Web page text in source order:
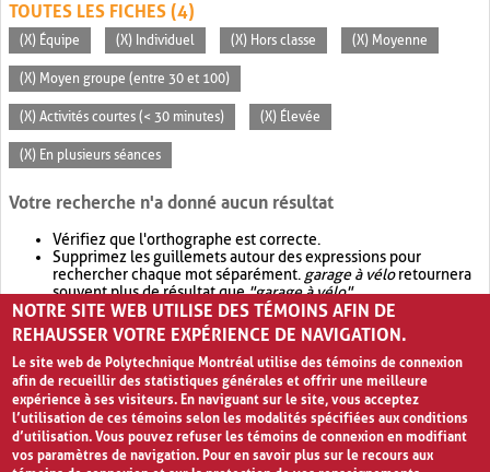
TOUTES LES FICHES (4)
(X) Équipe (X) Individuel (X) Hors classe (X) Moyenne
(X) Moyen groupe (entre 30 et 100)
(X) Activités courtes (< 30 minutes) (X) Élevée
(X) En plusieurs séances
Votre recherche n'a donné aucun résultat
Vérifiez que l'orthographe est correcte.
Supprimez les guillemets autour des expressions pour
rechercher chaque mot séparément. garage à véloretournera
souvent plus de résultat que"garage à vélo".
Envisagez d'élargir votre recherche avec OR.garage OR vélo
retournera souvent plus de résultat quegarage à vélo
NOTRE SITE WEB UTILISE DES TÉMOINS AFIN DE
REHAUSSER VOTRE EXPÉRIENCE DE NAVIGATION.
Le site web de Polytechnique Montréal utilise des témoins de connexion
afin de recueillir des statistiques générales et offrir une meilleure
expérience à ses visiteurs. En naviguant sur le site, vous acceptez
l’utilisation de ces témoins selon les modalités spécifiées aux conditions
d’utilisation. Vous pouvez refuser les témoins de connexion en modifiant
vos paramètres de navigation. Pour en savoir plus sur le recours aux